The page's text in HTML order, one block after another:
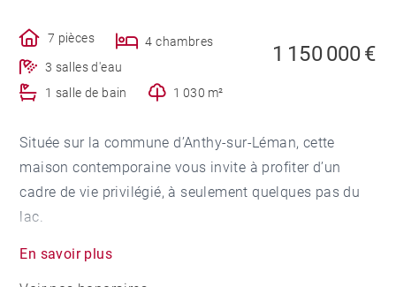
7 pièces
4 chambres
3 salles d'eau
1 salle de bain
1 030 m²
1 150 000 €
Située sur la commune d’Anthy-sur-Léman, cette
maison contemporaine vous invite à profiter d’un
cadre de vie privilégié, à seulement quelques pas du
lac.
Implantée sur un terrain de plus de 1 000 m², cette
En savoir plus